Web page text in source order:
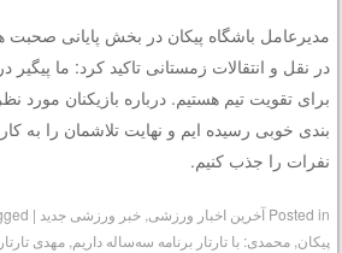
مدیرعامل باشگاه پیکان در بخش پایانی صحبت
در نقل و انتقالات زمستانی تاکید کرد: ما
برای تقویت تیم هستیم. درباره بازیکنان مورد
بندی خوبی رسیده ایم و نهایت تلاشمان را به
نفرات را جذب کنیم.
Posted inآخرین اخبار ورزشی, خبر ورزشی جدید |
پیکان, محمدی: با تارتار برنامه سه‌ساله داریم, مهدی تارتار